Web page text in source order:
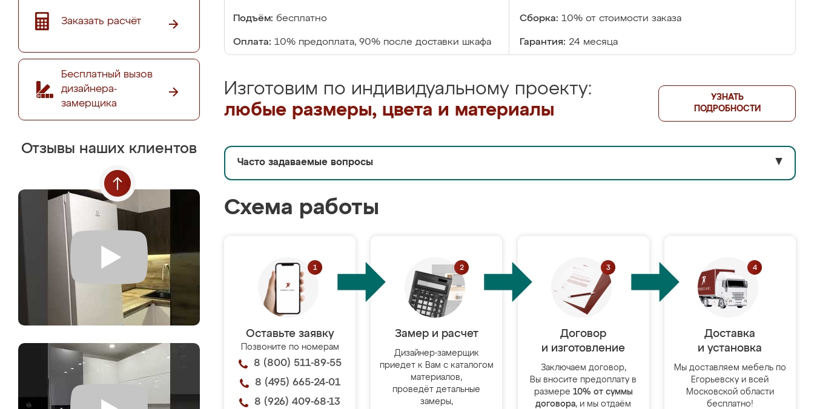
Заказать расчёт
Бесплатный вызов
дизайнера-
замерщика
Отзывы наших клиентов
Подъём: бесплатно Сборка: 10% от стоимости заказа
Оплата: 10% предоплата, 90% после доставки шкафа Гарантия: 24 месяца
Изготовим по индивидуальному проекту:
любые размеры, цвета и материалы
УЗНАТЬ
ПОДРОБНОСТИ
Часто задаваемые вопросы ▼
Схема работы
Оставьте заявку
Позвоните по номерам
8 (800) 511-89-55
8 (495) 665-24-01
8 (926) 409-68-13
Замер и расчет
Дизайнер-замерщик
приедет к Вам с каталогом
материалов,
проведёт детальные
замеры,
Договор
и изготовление
Заключаем договор,
Вы вносите предоплату в
размере 10% от суммы
договора, и мы отдаём
Доставка
и установка
Мы доставляем мебель по
Егорьевску и всей
Московской области
бесплатно!